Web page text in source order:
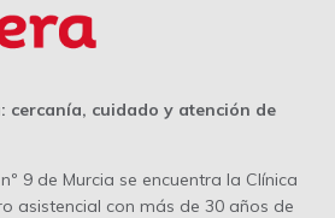
cercanía, cuidado y atención de
9 de Murcia se encuentra la Clínica
asistencial con más de 30 años de